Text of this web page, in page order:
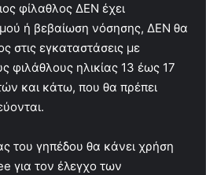
φίλαθλος ΔΕΝ έχει
ή βεβαίωση νόσησης, ΔΕΝ θα
στις εγκαταστάσεις με
φιλάθλους ηλικίας 13 έως 17
και κάτω, που θα πρέπει
του γηπέδου θα κάνει χρήση
για τον έλεγχο των